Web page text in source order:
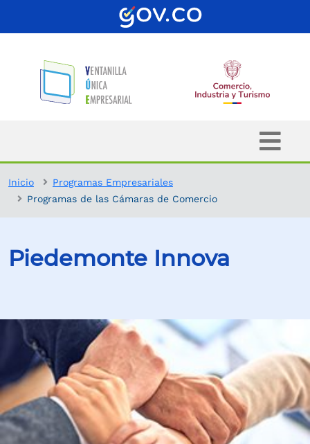
Inicio
Programas Empresariales
Programas de las Cámaras de Comercio
Piedemonte Innova